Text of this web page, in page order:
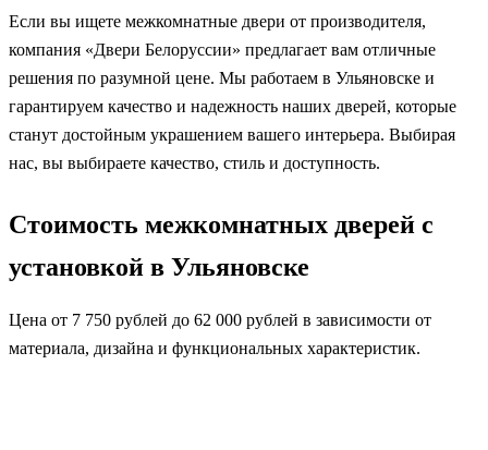
Если вы ищете межкомнатные двери от производителя,
компания «Двери Белоруссии» предлагает вам отличные
решения по разумной цене. Мы работаем в Ульяновске и
гарантируем качество и надежность наших дверей, которые
станут достойным украшением вашего интерьера. Выбирая
нас, вы выбираете качество, стиль и доступность.
Стоимость межкомнатных дверей с
установкой в Ульяновске
Цена от 7 750 рублей до 62 000 рублей в зависимости от
материала, дизайна и функциональных характеристик.